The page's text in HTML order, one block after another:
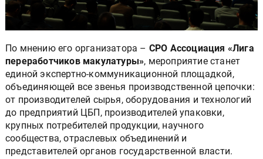
По мнению его организатора – СРО Ассоциация «Лига
переработчиков макулатуры», мероприятие станет
единой экспертно-коммуникационной площадкой,
объединяющей все звенья производственной цепочки:
от производителей сырья, оборудования и технологий
до предприятий ЦБП, производителей упаковки,
крупных потребителей продукции, научного
сообщества, отраслевых объединений и
представителей органов государственной власти.